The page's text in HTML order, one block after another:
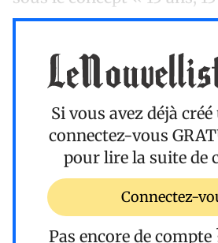
Si vous avez déjà
connectez-vous
pour lire la suite de
Connectez-
Pas encore de compte